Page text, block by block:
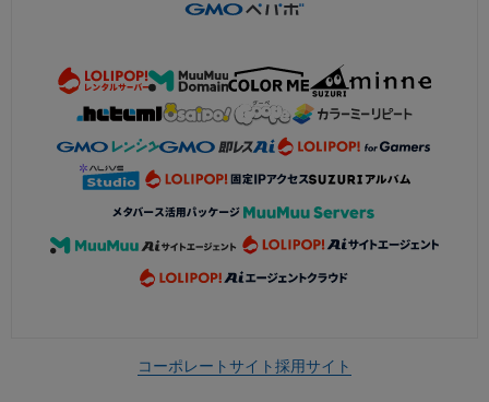
コーポレートサイト採用サイト